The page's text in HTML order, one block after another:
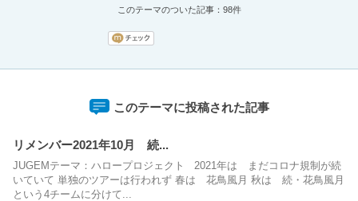
このテーマのついた記事：98件
このテーマに投稿された記事
リメンバー2021年10月 続...
JUGEMテーマ：ハロープロジェクト 2021年は まだコロナ規制が続
いていて 単独のツアーは行われず 春は 花鳥風月 秋は 続・花鳥風月
という4チームに分けて...